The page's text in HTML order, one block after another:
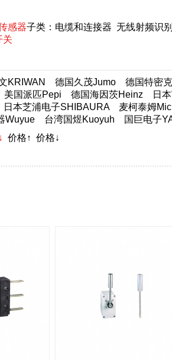
感器子类： 电缆和连接器 无线射频识
关
KRIWAN 德国久茂Jumo
德国特密
美国派匹Pepi 德国海因茨Heinz
日
日本芝浦电子SHIBAURA
麦柯泰姆
Wuyue
台湾国煜Kuoyuh
国巨电子
价格↑ 价格↓